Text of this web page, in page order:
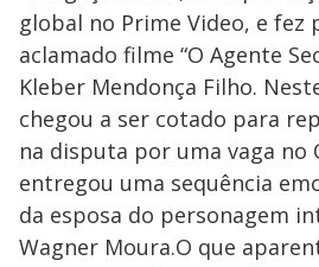
global no Prime Video, e fez
aclamado filme “O Agente
Kleber Mendonça Filho.
chegou a ser cotado para
na disputa por uma vaga no
entregou uma sequência
da esposa do personagem
Wagner Moura.O que